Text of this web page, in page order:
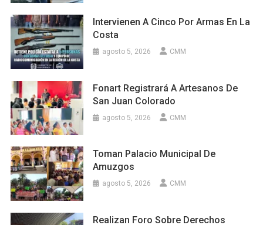
Intervienen A Cinco Por Armas En La
Costa
agosto 5, 2026 CMM
Fonart Registrará A Artesanos De
San Juan Colorado
agosto 5, 2026 CMM
Toman Palacio Municipal De
Amuzgos
agosto 5, 2026 CMM
Realizan Foro Sobre Derechos